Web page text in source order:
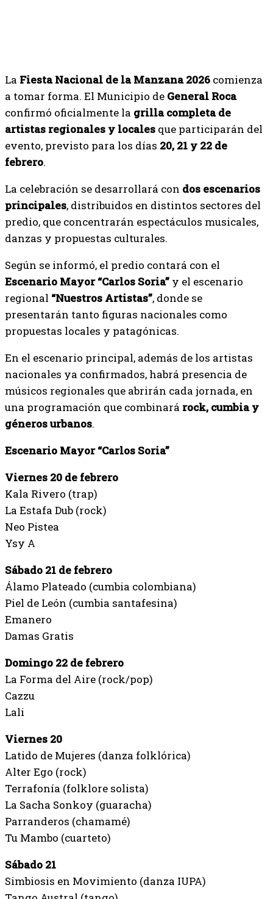
La Fiesta Nacional de la Manzana 2026 comienza
a tomar forma. El Municipio de General Roca
confirmó oficialmente la grilla completa de
artistas regionales y locales que participarán del
evento, previsto para los días 20, 21 y 22 de
febrero.
La celebración se desarrollará con dos escenarios
principales, distribuidos en distintos sectores del
predio, que concentrarán espectáculos musicales,
danzas y propuestas culturales.
Según se informó, el predio contará con el
Escenario Mayor “Carlos Soria” y el escenario
regional “Nuestros Artistas”, donde se
presentarán tanto figuras nacionales como
propuestas locales y patagónicas.
En el escenario principal, además de los artistas
nacionales ya confirmados, habrá presencia de
músicos regionales que abrirán cada jornada, en
una programación que combinará rock, cumbia y
géneros urbanos.
Escenario Mayor “Carlos Soria”
Viernes 20 de febrero
Kala Rivero (trap)
La Estafa Dub (rock)
Neo Pistea
Ysy A
Sábado 21 de febrero
Álamo Plateado (cumbia colombiana)
Piel de León (cumbia santafesina)
Emanero
Damas Gratis
Domingo 22 de febrero
La Forma del Aire (rock/pop)
Cazzu
Lali
Viernes 20
Latido de Mujeres (danza folklórica)
Alter Ego (rock)
Terrafonía (folklore solista)
La Sacha Sonkoy (guaracha)
Parranderos (chamamé)
Tu Mambo (cuarteto)
Sábado 21
Simbiosis en Movimiento (danza IUPA)